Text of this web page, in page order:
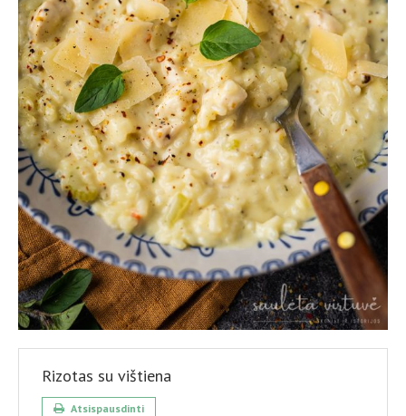
Rizotas su vištiena
Atsispausdinti